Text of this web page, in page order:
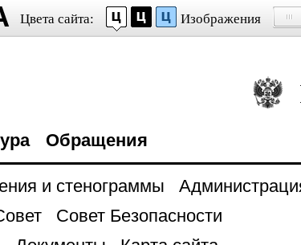
Цвета сайта: Изображения
Обращения
и стенограммы
Совет Безопасности